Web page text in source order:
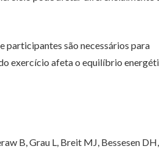
participantes são necessários para
exercício afeta o equilíbrio
B, Grau L, Breit MJ, Bessesen DH,